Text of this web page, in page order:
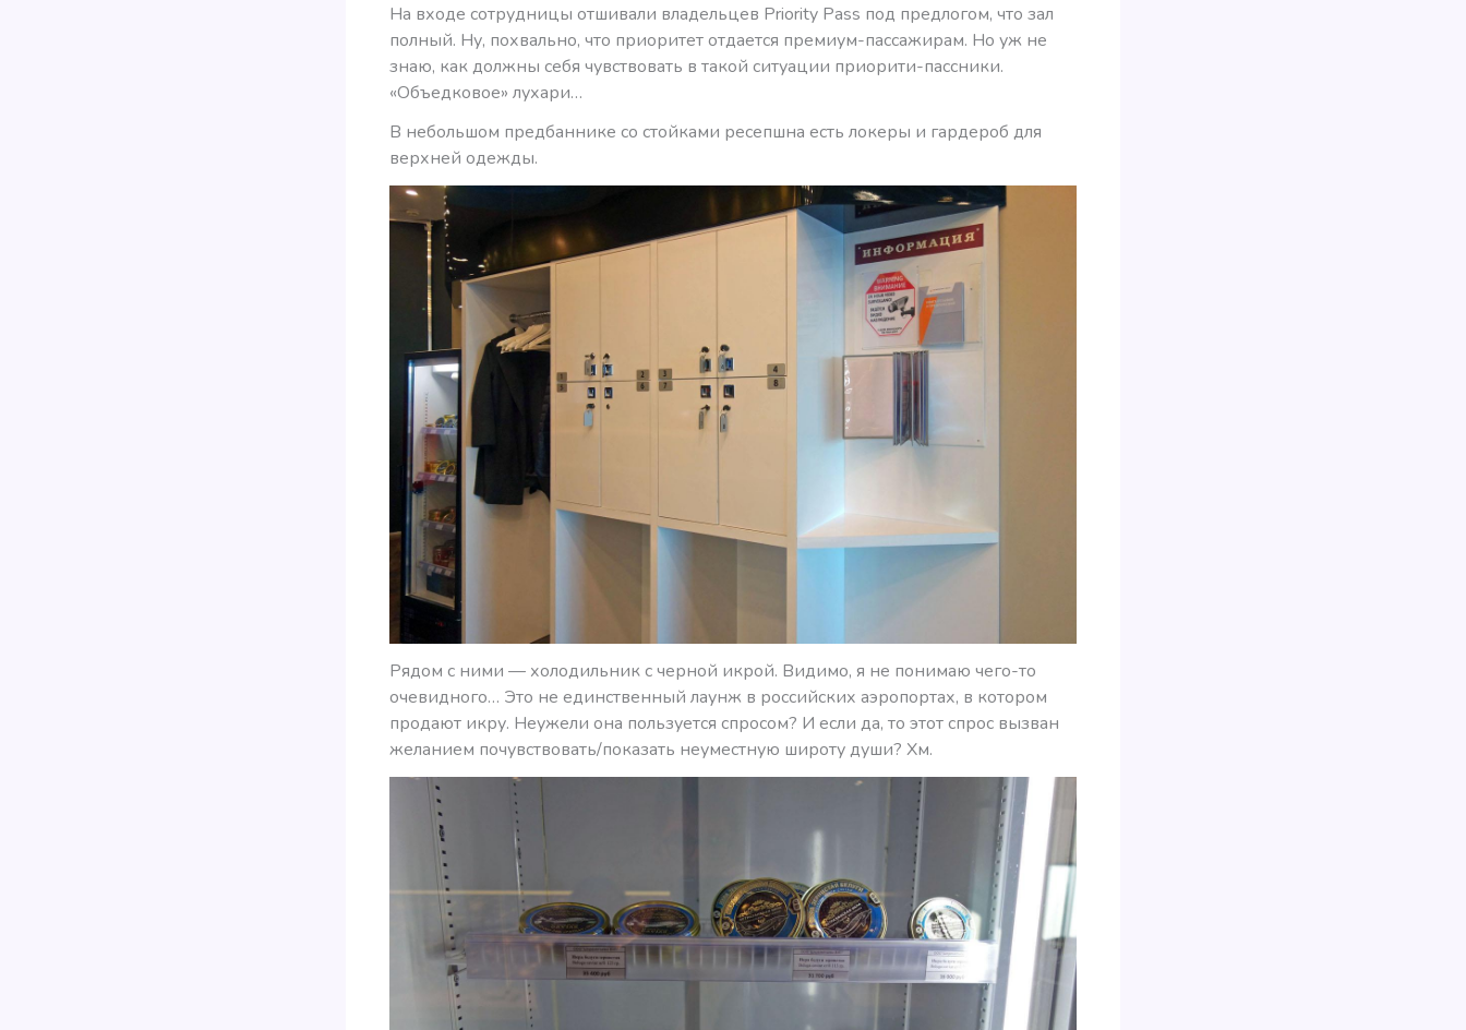
На входе сотрудницы отшивали владельцев Priority Pass под предлогом, что зал
полный. Ну, похвально, что приоритет отдается премиум-пассажирам. Но уж не
знаю, как должны себя чувствовать в такой ситуации приорити-пассники.
«Объедковое» лухари…
В небольшом предбаннике со стойками ресепшна есть локеры и гардероб для
верхней одежды.
Рядом с ними — холодильник с черной икрой. Видимо, я не понимаю чего-то
очевидного… Это не единственный лаунж в российских аэропортах, в котором
продают икру. Неужели она пользуется спросом? И если да, то этот спрос вызван
желанием почувствовать/показать неуместную широту души? Хм.